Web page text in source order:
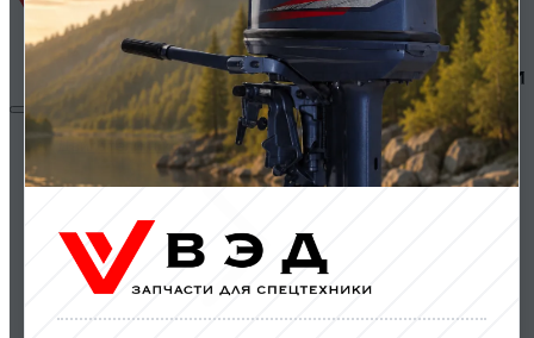
Двигатели и комплектующие